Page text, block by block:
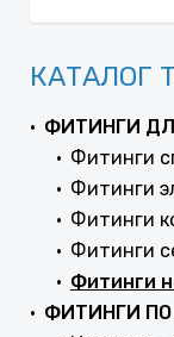
КАТАЛОГ
ФИТИНГИ
Фитинги
Фитинги
Фитинги
Фитинги
Фитинги
ФИТИНГИ